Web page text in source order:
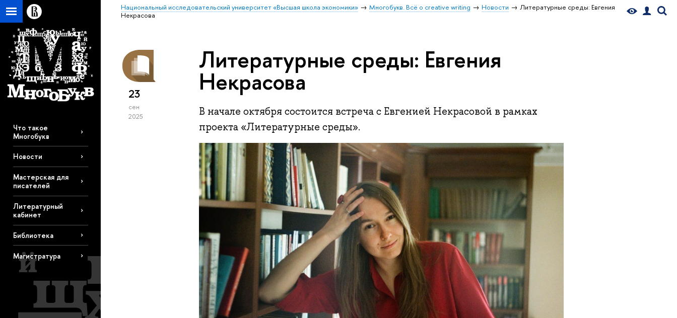
Национальный исследовательский университет «Высшая школа экономики» Многобукв. Всё о creative writing Новости
Литературные среды: Евгения
Некрасова
Что такое
Многобукв
Новости
Мастерская для
писателей
Литературный
кабинет
Библиотека
Магистратура
23
сен
2025
Литературные среды: Евгения
Некрасова
В начале октября состоится встреча с Евгенией Некрасовой в рамках
проекта «Литературные среды».